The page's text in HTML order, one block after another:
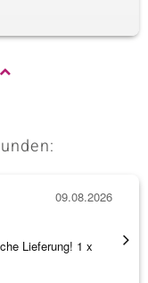
Lieferung! 1 x
09.08.2026